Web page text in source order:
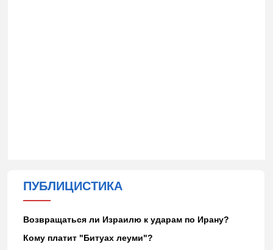
ПУБЛИЦИСТИКА
Возвращаться ли Израилю к ударам по Ирану?
Кому платит "Битуах леуми"?